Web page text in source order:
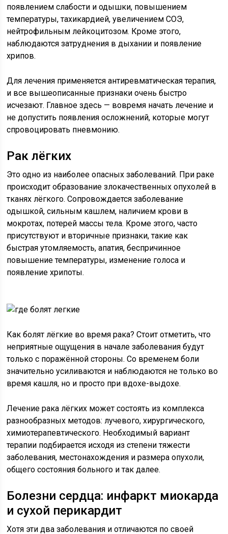
появлением слабости и одышки, повышением
температуры, тахикардией, увеличением СОЭ,
нейтрофильным лейкоцитозом. Кроме этого,
наблюдаются затруднения в дыхании и появление
хрипов.
Для лечения применяется антиревматическая терапия,
и все вышеописанные признаки очень быстро
исчезают. Главное здесь — вовремя начать лечение и
не допустить появления осложнений, которые могут
спровоцировать пневмонию.
Рак лёгких
Это одно из наиболее опасных заболеваний. При раке
происходит образование злокачественных опухолей в
тканях лёгкого. Сопровождается заболевание
одышкой, сильным кашлем, наличием крови в
мокротах, потерей массы тела. Кроме этого, часто
присутствуют и вторичные признаки, такие как
быстрая утомляемость, апатия, беспричинное
повышение температуры, изменение голоса и
появление хрипоты.
Как болят лёгкие во время рака? Стоит отметить, что
неприятные ощущения в начале заболевания будут
только с поражённой стороны. Со временем боли
значительно усиливаются и наблюдаются не только во
время кашля, но и просто при вдохе-выдохе.
Лечение рака лёгких может состоять из комплекса
разнообразных методов: лучевого, хирургического,
химиотерапевтического. Необходимый вариант
терапии подбирается исходя из степени тяжести
заболевания, местонахождения и размера опухоли,
общего состояния больного и так далее.
Болезни сердца: инфаркт миокарда
и сухой перикардит
Хотя эти два заболевания и отличаются по своей